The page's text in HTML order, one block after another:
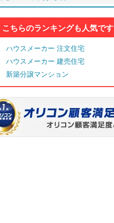
こちらのランキングも人気です
ハウスメーカー 注文住宅
ハウスメーカー 建売住宅
新築分譲マンション